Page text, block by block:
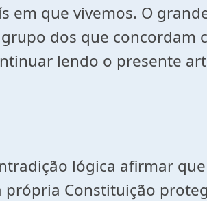
que vivemos. O
dos que concordam
lendo o presente
lógica afirmar
própria Constituição